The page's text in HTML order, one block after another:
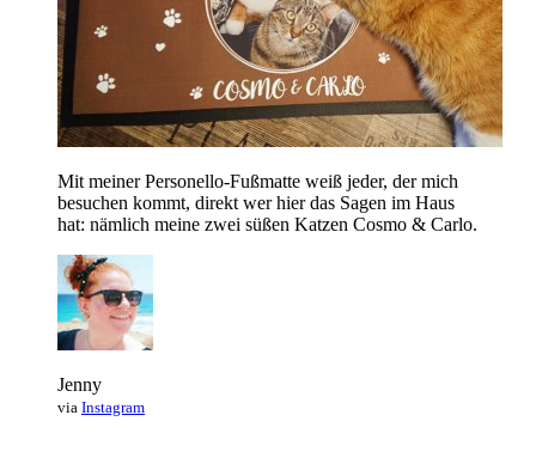
Mit meiner Personello-Fußmatte weiß jeder, der mich
besuchen kommt, direkt wer hier das Sagen im Haus
hat: nämlich meine zwei süßen Katzen Cosmo & Carlo.
Jenny
via Instagram